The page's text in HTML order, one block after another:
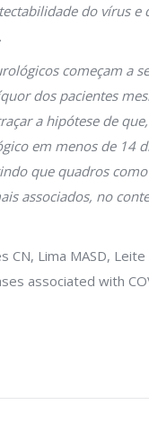
do vírus
começam a
dos pacientes
a hipótese de
em menos de
que quadros
associados, no
Lima MASD,
associated with